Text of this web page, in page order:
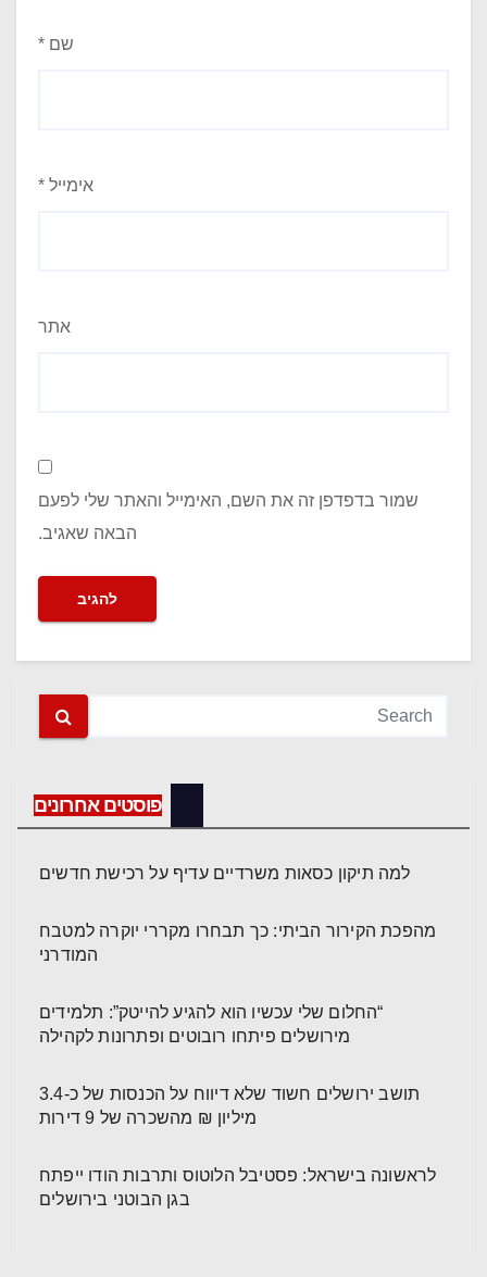
שם *
אימייל *
אתר
שמור בדפדפן זה את השם, האימייל והאתר שלי לפעם
הבאה שאגיב.
פוסטים אחרונים
למה תיקון כסאות משרדיים עדיף על רכישת חדשים
מהפכת הקירור הביתי: כך תבחרו מקררי יוקרה למטבח
המודרני
“החלום שלי עכשיו הוא להגיע להייטק”: תלמידים
מירושלים פיתחו רובוטים ופתרונות לקהילה
תושב ירושלים חשוד שלא דיווח על הכנסות של כ-3.4
מיליון ₪ מהשכרה של 9 דירות
לראשונה בישראל: פסטיבל הלוטוס ותרבות הודו ייפתח
בגן הבוטני בירושלים